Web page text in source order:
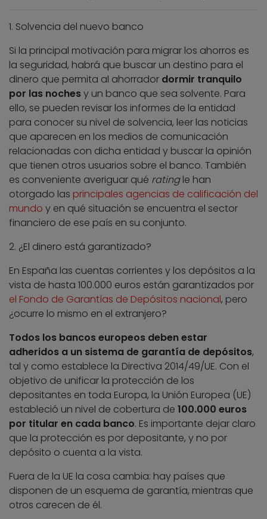
1. Solvencia del nuevo banco
Si la principal motivación para migrar los ahorros es
la seguridad, habrá que buscar un destino para el
dinero que permita al ahorrador dormir tranquilo
por las nochesy un banco que sea solvente. Para
ello, se pueden revisar los informes de la entidad
para conocer su nivel de solvencia, leer las noticias
que aparecen en los medios de comunicación
relacionadas con dicha entidad y buscar la opinión
que tienen otros usuarios sobre el banco. También
es conveniente averiguar qué ratingle han
otorgado las principales agencias de calificación del
mundo y en qué situación se encuentra el sector
financiero de ese país en su conjunto.
2. ¿El dinero está garantizado?
En España las cuentas corrientes y los depósitos a la
vista de hasta 100.000 euros están garantizados por
el Fondo de Garantías de Depósitos nacional, pero
¿ocurre lo mismo en el extranjero?
Todos los bancos europeos deben estar
adheridos a un sistema de garantía de depósitos,
tal y como establece la Directiva 2014/49/UE. Con el
objetivo de unificar la protección de los
depositantes en toda Europa, la Unión Europea (UE)
estableció un nivel de cobertura de 100.000 euros
por titular en cada banco. Es importante dejar claro
que la protección es por depositante, y no por
depósito o cuenta a la vista.
Fuera de la UE la cosa cambia: hay países que
disponen de un esquema de garantía, mientras que
otros carecen de él.